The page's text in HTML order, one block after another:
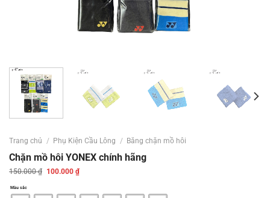
Trang chủ / Phụ Kiện Cầu Lông / Băng chặn mồ hôi
Chặn mồ hôi YONEX chính hãng
150.000₫ Giá
100.000 ₫Giá
hiện
Màu sắc